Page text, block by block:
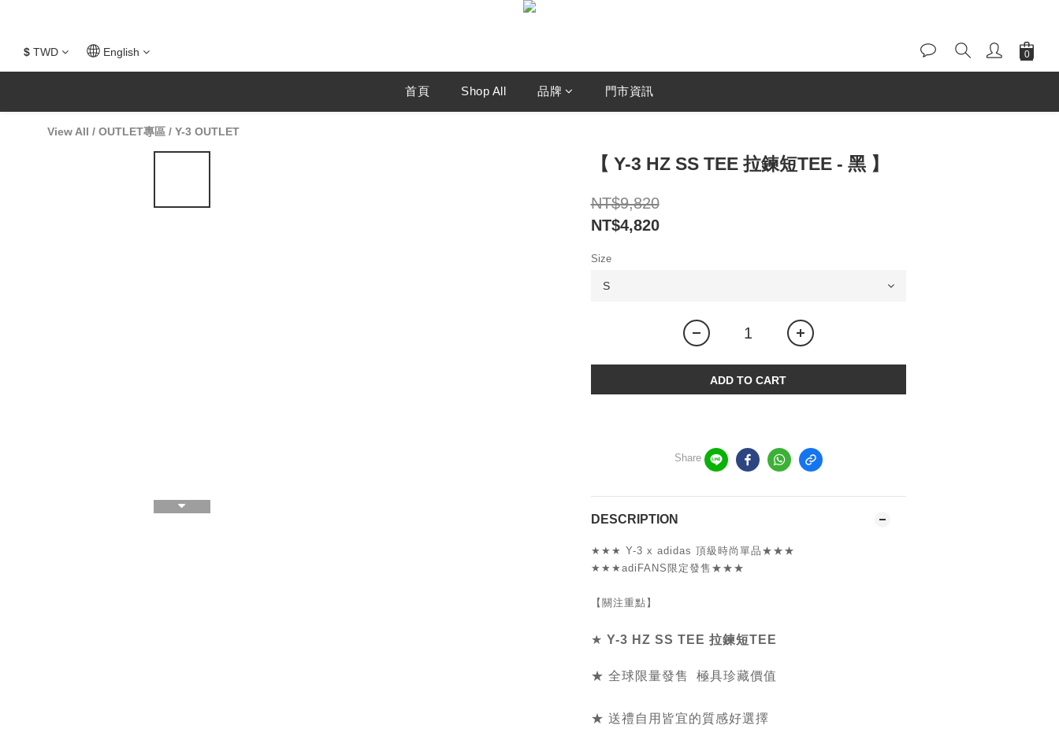
$ TWD English
首頁 Shop All 品牌 門市資訊
View All / OUTLET專區 / Y-3 OUTLET
【 Y-3 HZ SS TEE 拉鍊短TEE - 黑 】
NT$9,820
NT$4,820
Size
ADD TO CART
Share
DESCRIPTION
★★★ Y-3 x adidas 頂級時尚單品 ★★★
★★★adiFANS限定發售 ★★★
【關注重點】
★ Y-3 HZ SS TEE 拉鍊短TEE
★ 全球限量發售 極具珍藏價值
★ 送禮自用皆宜的質感好選擇